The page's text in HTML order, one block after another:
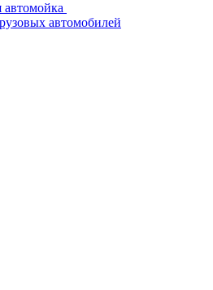
автомойка
автомобилей